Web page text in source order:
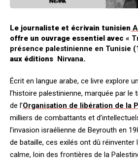
Le journaliste et écrivain tunisien
offre un ouvrage essentiel avec «
présence palestinienne en Tunisie
aux éditions Nirvana.
Écrit en langue arabe, ce livre explore
l’histoire palestinienne, marquée par
de l’Organisation de libération de la
milliers de combattants et
l’invasion israélienne de Beyrouth en
de bataille, ces exilés ont dû réinventer
calme, loin des frontières de la